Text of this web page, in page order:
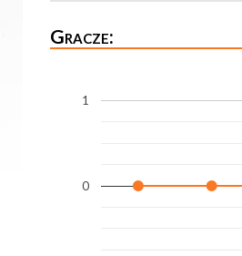
Gracze:
0
1